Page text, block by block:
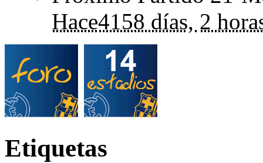
Hace4158 días, 2
Etiquetas